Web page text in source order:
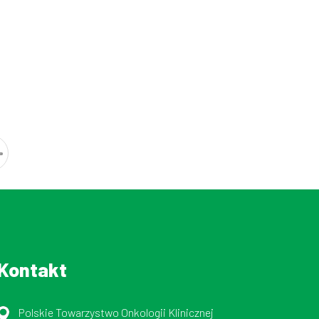
Polskie Towarzystwo Onkologii Klinicznej